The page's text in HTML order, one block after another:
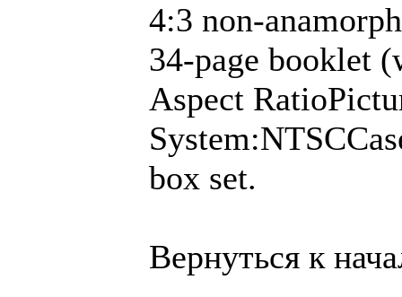
4:3 non-
34-page booklet
Aspect
box set.
Вернуться к